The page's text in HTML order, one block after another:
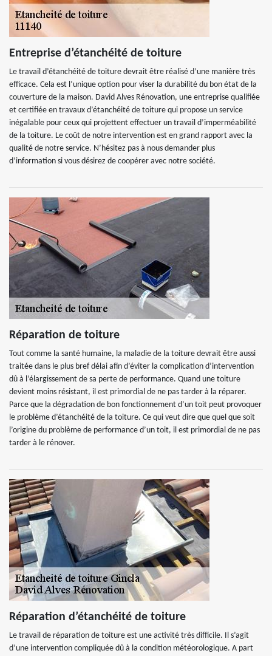
Entreprise d’étanchéité de toiture
Le travail d’étanchéité de toiture devrait être réalisé d’une manière très
efficace. Cela est l’unique option pour viser la durabilité du bon état de la
couverture de la maison. David Alves Rénovation, une entreprise qualifiée
et certifiée en travaux d’étanchéité de toiture qui propose un service
inégalable pour ceux qui projettent effectuer un travail d’imperméabilité
de la toiture. Le coût de notre intervention est en grand rapport avec la
qualité de notre service. N’hésitez pas à nous demander plus
d’information si vous désirez de coopérer avec notre société.
Réparation de toiture
Tout comme la santé humaine, la maladie de la toiture devrait être aussi
traitée dans le plus bref délai afin d’éviter la complication d’intervention
dû à l’élargissement de sa perte de performance. Quand une toiture
devient moins résistant, il est primordial de ne pas tarder à la réparer.
Parce que la dégradation de bon fonctionnement d’un toit peut provoquer
le problème d’étanchéité de la toiture. Ce qui veut dire que quel que soit
l’origine du problème de performance d’un toit, il est primordial de ne pas
tarder à le rénover.
Réparation d’étanchéité de toiture
Le travail de réparation de toiture est une activité très difficile. Il s’agit
d’une intervention compliquée dû à la condition météorologique. A part